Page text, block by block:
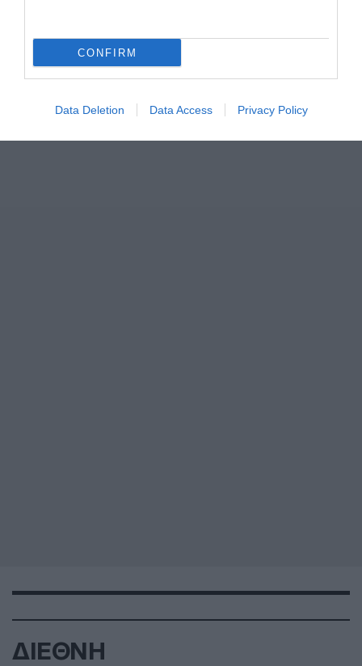
CONFIRM
Data Deletion Data Access Privacy Policy
ΔΙΕΘΝΗ